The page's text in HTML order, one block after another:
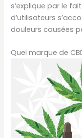
s’explique par le
d’utilisateurs
douleurs causées
Quel marque de